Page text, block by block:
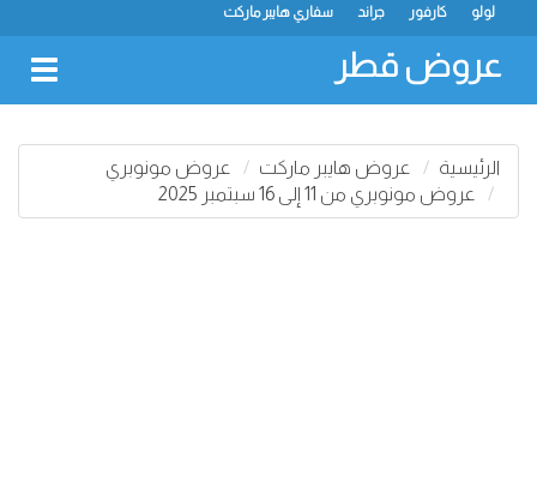
سفاري هايبر ماركت جراند كارفور لولو
عروض قطر
الرئيسية عروض هايبر ماركت
عروض مونوبري
عروض مونوبري من 11 إلى 16 سبتمبر 2025